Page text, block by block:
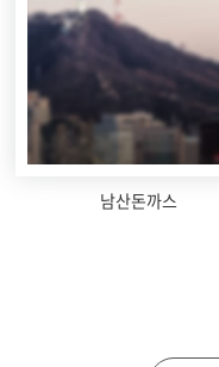
남산돈까스